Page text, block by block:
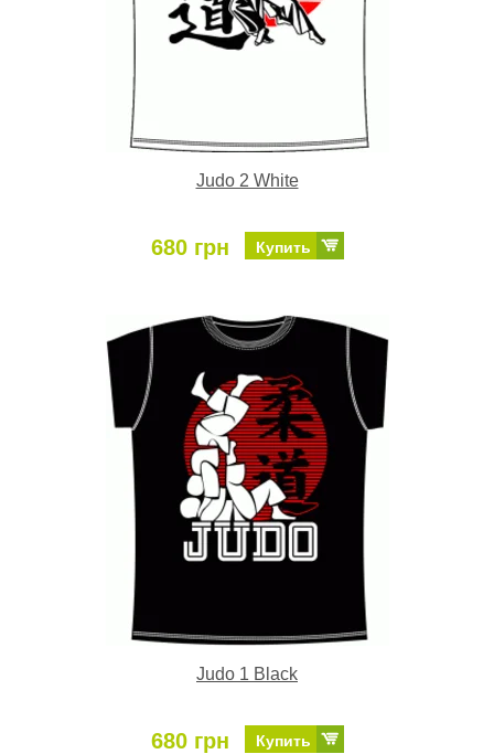
Judo 2 White
680 грн Купить
Judo 1 Black
680 грн Купить